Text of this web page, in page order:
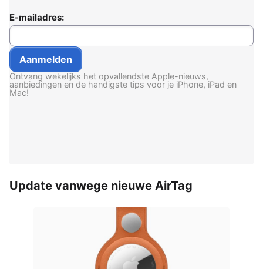
E-mailadres:
Ontvang wekelijks het opvallendste Apple-nieuws,
aanbiedingen en de handigste tips voor je iPhone, iPad en
Mac!
Update vanwege nieuwe AirTag